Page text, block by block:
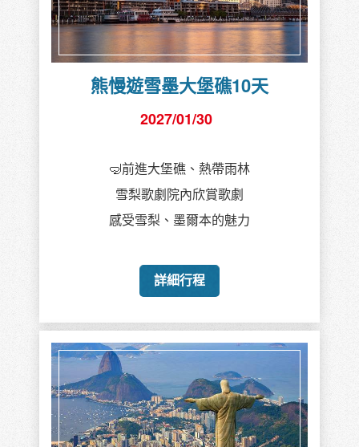
熊慢遊雪墨大堡礁10天
2027/01/30
🤿前進大堡礁、熱帶雨林
雪梨歌劇院內欣賞歌劇
感受雪梨、墨爾本的魅力
詳細行程